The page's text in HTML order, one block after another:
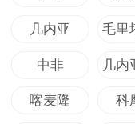
几内亚 毛里
中非 几内
喀麦隆 科